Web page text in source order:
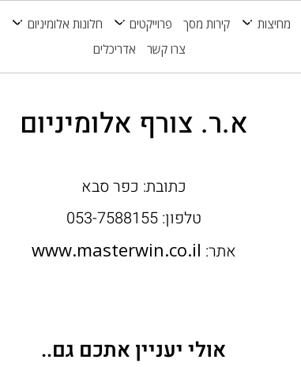
מחיצות קירות מסך פרוייקטים חלונות אלומיניום
צרו קשר
אדריכלים
א.ר. צורף אלומיניום
כתובת: כפר סבא
טלפון: 053-7588155
אתר: www.masterwin.co.il
אולי יעניין אתכם גם..